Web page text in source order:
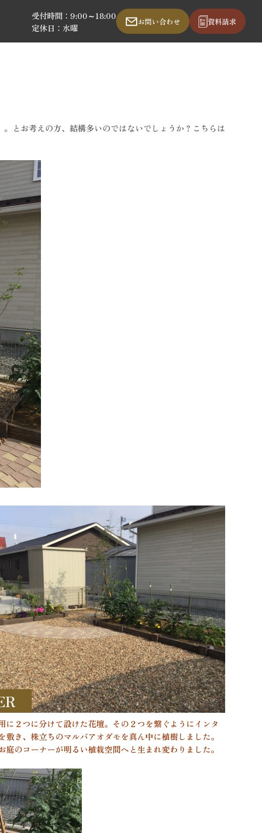
受付時間：9:00～18:00
定休日：水曜
お問い合わせ 資料請求
とお考えの方、結構多いのではないでしょうか？こちらは
に２つに分けて設けた花壇。その２つを繋ぐようにインタ
敷き、株立ちのマルバアオダモを真ん中に植樹しました。
庭のコーナーが明るい植栽空間へと生まれ変わりました。